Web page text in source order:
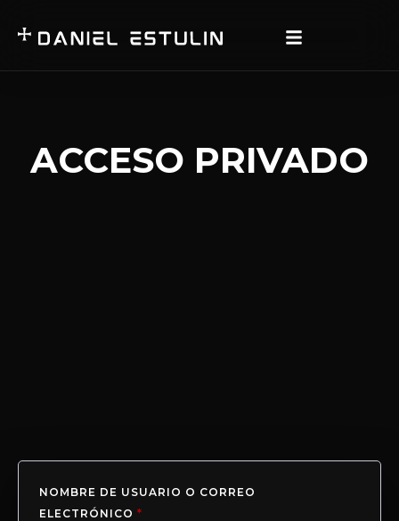
ACCESO PRIVADO
NOMBRE DE USUARIO O CORREO
ELECTRÓNICO *